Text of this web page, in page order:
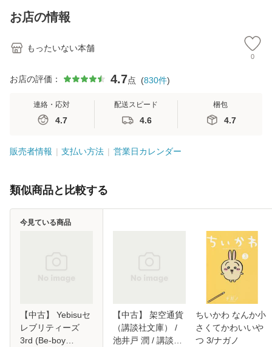
恵 藤本幸三 / 南江
堂 [単行
お店の情報
もったいない本舗
0
お店の評価： 4.7点 (830件)
連絡・応対
4.7
配送スピード
4.6
梱包
4.7
販売者情報 支払い方法 営業日カレンダー
類似商品と比較する
【中古】 Yebisuセ
レブリティーズ
3rd (Be-boy
今見ている商品
【中古】 架空通貨
（講談社文庫） /
池井戸 潤 / 講談社
ちいかわ なんか小
さくてかわいいや
つ 3/ナガノ